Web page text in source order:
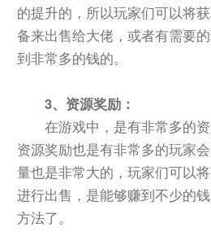
的提升的，所以玩家们可以将
备来出售给大佬，或者有需要
到非常多的钱的。
3、资源奖励：
在游戏中，是有非常多的
资源奖励也是有非常多的玩家
量也是非常大的，玩家们可以
进行出售，是能够赚到不少的
方法了。